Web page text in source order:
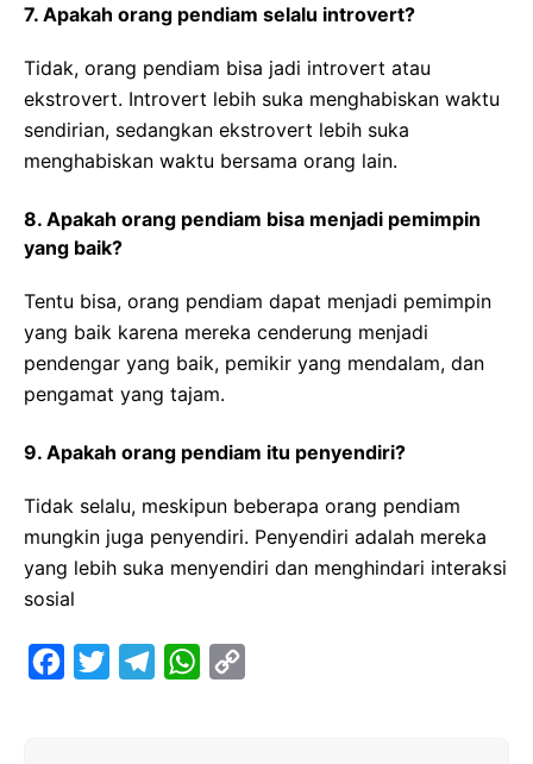
7. Apakah orang pendiam selalu introvert?
Tidak, orang pendiam bisa jadi introvert atau
ekstrovert. Introvert lebih suka menghabiskan waktu
sendirian, sedangkan ekstrovert lebih suka
menghabiskan waktu bersama orang lain.
8. Apakah orang pendiam bisa menjadi pemimpin
yang baik?
Tentu bisa, orang pendiam dapat menjadi pemimpin
yang baik karena mereka cenderung menjadi
pendengar yang baik, pemikir yang mendalam, dan
pengamat yang tajam.
9. Apakah orang pendiam itu penyendiri?
Tidak selalu, meskipun beberapa orang pendiam
mungkin juga penyendiri. Penyendiri adalah mereka
yang lebih suka menyendiri dan menghindari interaksi
sosial
W